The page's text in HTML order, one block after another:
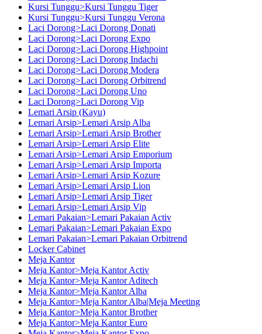
Kursi Tunggu>Kursi Tunggu Tiger
Kursi Tunggu>Kursi Tunggu Verona
Laci Dorong>Laci Dorong Donati
Laci Dorong>Laci Dorong Expo
Laci Dorong>Laci Dorong Highpoint
Laci Dorong>Laci Dorong Indachi
Laci Dorong>Laci Dorong Modera
Laci Dorong>Laci Dorong Orbitrend
Laci Dorong>Laci Dorong Uno
Laci Dorong>Laci Dorong Vip
Lemari Arsip (Kayu)
Lemari Arsip>Lemari Arsip Alba
Lemari Arsip>Lemari Arsip Brother
Lemari Arsip>Lemari Arsip Elite
Lemari Arsip>Lemari Arsip Emporium
Lemari Arsip>Lemari Arsip Importa
Lemari Arsip>Lemari Arsip Kozure
Lemari Arsip>Lemari Arsip Lion
Lemari Arsip>Lemari Arsip Tiger
Lemari Arsip>Lemari Arsip Vip
Lemari Pakaian>Lemari Pakaian Activ
Lemari Pakaian>Lemari Pakaian Expo
Lemari Pakaian>Lemari Pakaian Orbitrend
Locker Cabinet
Meja Kantor
Meja Kantor>Meja Kantor Activ
Meja Kantor>Meja Kantor Aditech
Meja Kantor>Meja Kantor Alba
Meja Kantor>Meja Kantor Alba|Meja Meeting
Meja Kantor>Meja Kantor Brother
Meja Kantor>Meja Kantor Euro